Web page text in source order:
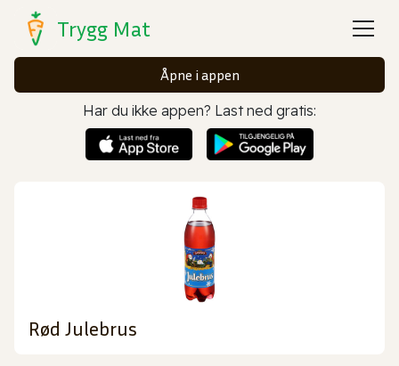
Trygg Mat
Åpne i appen
Har du ikke appen? Last ned gratis:
Rød Julebrus